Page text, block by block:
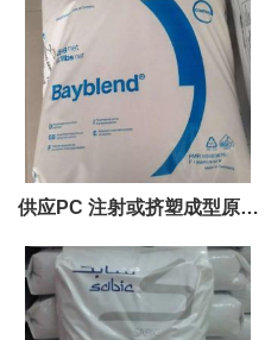
供应PC 注射或挤塑成型原料
紫外线稳定，易脱模